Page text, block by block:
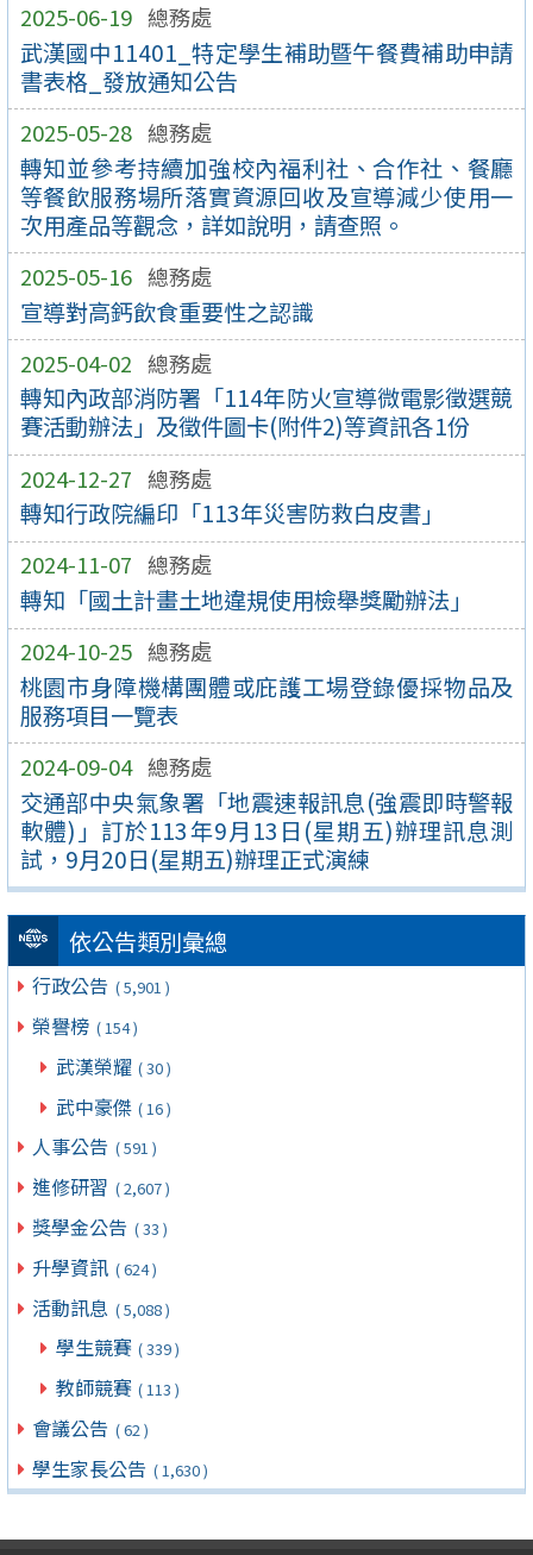
2025-06-19 總務處
武漢國中11401_特定學生補助暨午餐費補助申請
書表格_發放通知公告
2025-05-28 總務處
轉知並參考持續加強校內福利社、合作社、餐廳
等餐飲服務場所落實資源回收及宣導減少使用一
次用產品等觀念，詳如說明，請查照。
2025-05-16 總務處
宣導對高鈣飲食重要性之認識
2025-04-02 總務處
轉知內政部消防署「114年防火宣導微電影徵選競
賽活動辦法」及徵件圖卡(附件2)等資訊各1份
2024-12-27 總務處
轉知行政院編印「113年災害防救白皮書」
2024-11-07 總務處
轉知「國土計畫土地違規使用檢舉獎勵辦法」
2024-10-25 總務處
桃園市身障機構團體或庇護工場登錄優採物品及
服務項目一覽表
2024-09-04 總務處
交通部中央氣象署「地震速報訊息(強震即時警報
軟體)」訂於113年9月13日(星期五)辦理訊息測
試，9月20日(星期五)辦理正式演練
依公告類別彙總
行政公告 ( 5,901 )
榮譽榜 ( 154 )
武漢榮耀 ( 30 )
武中豪傑 ( 16 )
人事公告 ( 591 )
進修研習 ( 2,607 )
獎學金公告 ( 33 )
升學資訊 ( 624 )
活動訊息 ( 5,088 )
學生競賽 ( 339 )
教師競賽 ( 113 )
會議公告 ( 62 )
學生家長公告 ( 1,630 )